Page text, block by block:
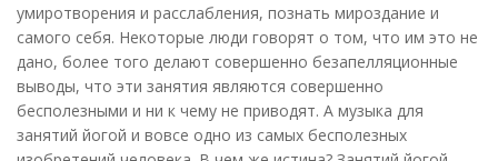
умиротворения и расслабления, познать мироздание и
самого себя. Некоторые люди говорят о том, что им это не
дано, более того делают совершенно безапелляционные
выводы, что эти занятия являются совершенно
бесполезными и ни к чему не приводят. А музыка для
занятий йогой и вовсе одно из самых бесполезных